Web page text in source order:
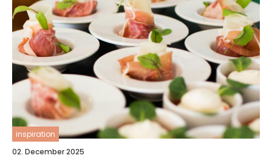
inspiration
02. December 2025